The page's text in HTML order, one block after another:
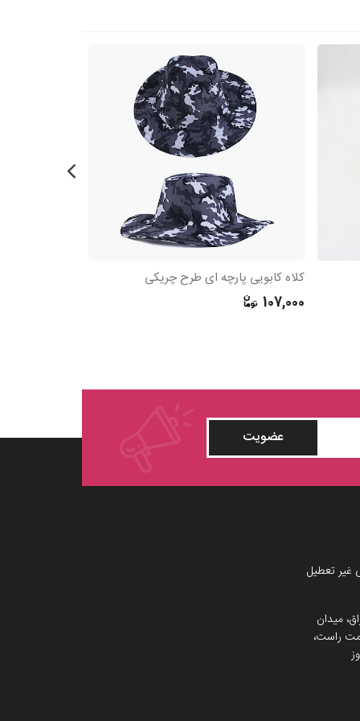
کلاه کابویی پارچه ای طرح چریکی
107,000
عضویت
غیر تعطیل
میدان
راست،